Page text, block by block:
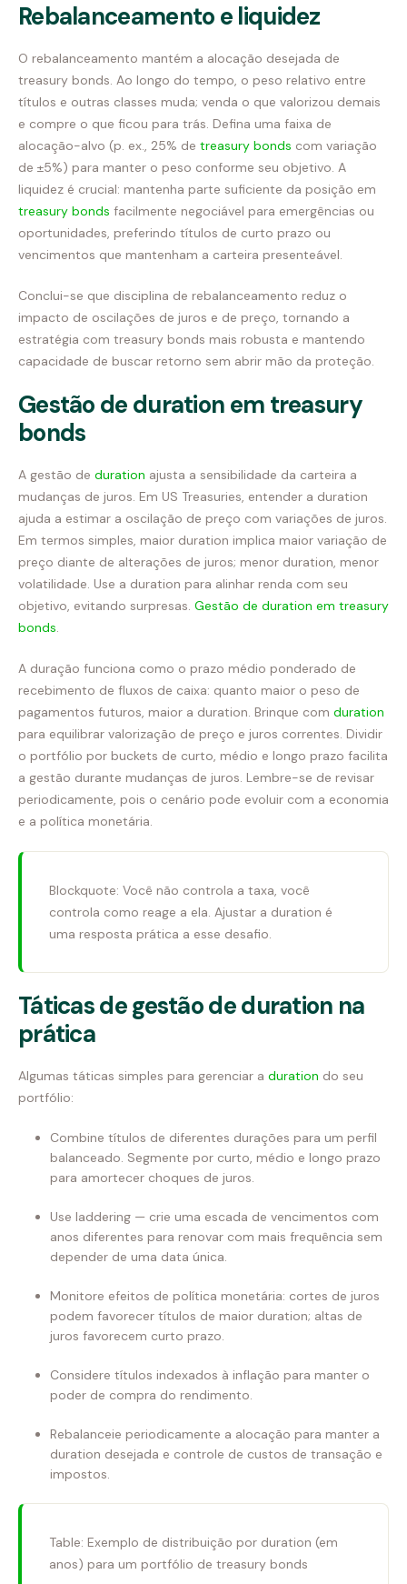
Rebalanceamento e liquidez
O rebalanceamento mantém a alocação desejada de
treasury bonds. Ao longo do tempo, o peso relativo entre
títulos e outras classes muda; venda o que valorizou demais
e compre o que ficou para trás. Defina uma faixa de
alocação-alvo (p. ex., 25% de treasury bonds com variação
de ±5%) para manter o peso conforme seu objetivo. A
liquidez é crucial: mantenha parte suficiente da posição em
treasury bonds facilmente negociável para emergências ou
oportunidades, preferindo títulos de curto prazo ou
vencimentos que mantenham a carteira presenteável.
Conclui-se que disciplina de rebalanceamento reduz o
impacto de oscilações de juros e de preço, tornando a
estratégia com treasury bonds mais robusta e mantendo
capacidade de buscar retorno sem abrir mão da proteção.
Gestão de duration em treasury
bonds
A gestão de duration ajusta a sensibilidade da carteira a
mudanças de juros. Em US Treasuries, entender a duration
ajuda a estimar a oscilação de preço com variações de juros.
Em termos simples, maior duration implica maior variação de
preço diante de alterações de juros; menor duration, menor
volatilidade. Use a duration para alinhar renda com seu
objetivo, evitando surpresas. Gestão de duration em treasury
bonds.
A duração funciona como o prazo médio ponderado de
recebimento de fluxos de caixa: quanto maior o peso de
pagamentos futuros, maior a duration. Brinque com duration
para equilibrar valorização de preço e juros correntes. Dividir
o portfólio por buckets de curto, médio e longo prazo facilita
a gestão durante mudanças de juros. Lembre-se de revisar
periodicamente, pois o cenário pode evoluir com a economia
e a política monetária.
Blockquote: Você não controla a taxa, você
controla como reage a ela. Ajustar a duration é
uma resposta prática a esse desafio.
Táticas de gestão de duration na
prática
Algumas táticas simples para gerenciar a duration do seu
portfólio:
Combine títulos de diferentes durações para um perfil
balanceado. Segmente por curto, médio e longo prazo
para amortecer choques de juros.
Use laddering — crie uma escada de vencimentos com
anos diferentes para renovar com mais frequência sem
depender de uma data única.
Monitore efeitos de política monetária: cortes de juros
podem favorecer títulos de maior duration; altas de
juros favorecem curto prazo.
Considere títulos indexados à inflação para manter o
poder de compra do rendimento.
Rebalanceie periodicamente a alocação para manter a
duration desejada e controle de custos de transação e
impostos.
Table: Exemplo de distribuição por duration (em
anos) para um portfólio de treasury bonds